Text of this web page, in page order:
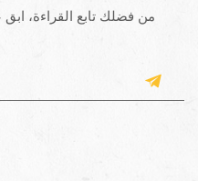
من فضلك تابع القراءة،